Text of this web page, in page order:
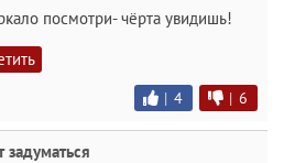
посмотри- чёрта увидишь!
| 4 | 6
задуматься